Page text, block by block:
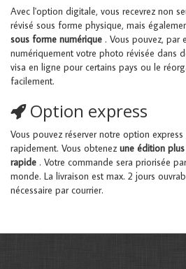
Avec l'option digitale, vous recevrez non
révisé sous forme physique, mais
sous forme numérique . Vous pouvez, par
numériquement votre photo révisée dans
visa en ligne pour certains pays ou le
facilement.
Option express
Vous pouvez réserver notre option
rapidement. Vous obtenez une édition
rapide . Votre commande sera priorisée
monde. La livraison est max. 2 jours
nécessaire par courrier.